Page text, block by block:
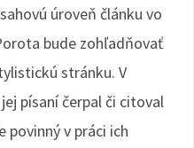
úroveň článku vo
bude zohľadňovať
stránku. V
písaní čerpal či citoval
povinný v práci ich